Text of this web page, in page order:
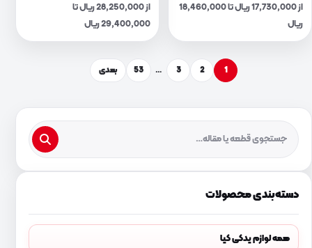
از 17,730,000 ریال تا 18,460,000
ریال
از 28,250,000 ریال تا
29,400,000 ریال
1
2
3
…
53 بعدی
دسته‌بندی محصولات
همه لوازم یدکی کیا